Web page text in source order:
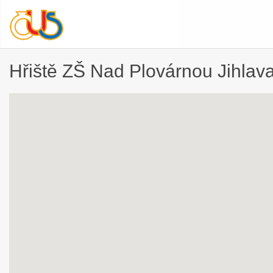
Hřiště ZŠ Nad Plovárnou